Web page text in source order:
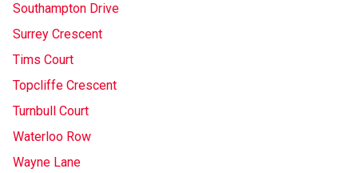
Southampton Drive
Surrey Crescent
Tims Court
Topcliffe Crescent
Turnbull Court
Waterloo Row
Wayne Lane